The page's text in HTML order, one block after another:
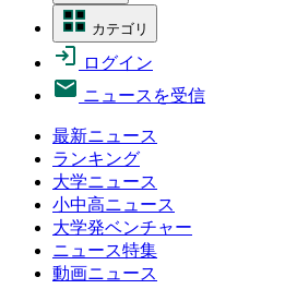
カテゴリ
ログイン
ニュースを受信
最新ニュース
ランキング
大学ニュース
小中高ニュース
大学発ベンチャー
ニュース特集
動画ニュース